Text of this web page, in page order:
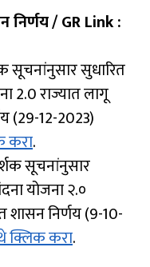
निर्णय/ GR Link :
सूचनांनुसार सुधारित
2.0 राज्यात लागू
(29-12-2023)
करा.
सूचनांनुसार
योजना २.०
शासन निर्णय (9-10-
क्लिक करा.